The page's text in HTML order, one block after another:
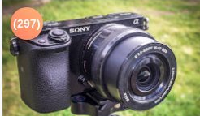
(297)